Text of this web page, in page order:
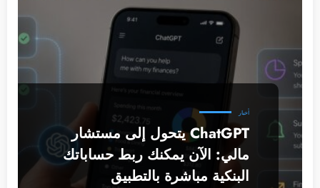
أخبار
ChatGPT يتحول إلى مستشار
مالي: الآن يمكنك ربط حساباتك
البنكية مباشرة بالتطبيق